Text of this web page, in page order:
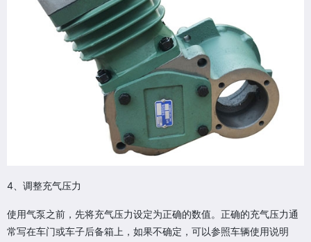
4、调整充气压力
使用气泵之前，先将充气压力设定为正确的数值。正确的充气压力通
常写在车门或车子后备箱上，如果不确定，可以参照车辆使用说明